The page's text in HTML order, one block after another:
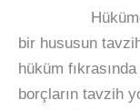
Hükümde
bir hususun
hüküm
borçların tavzih